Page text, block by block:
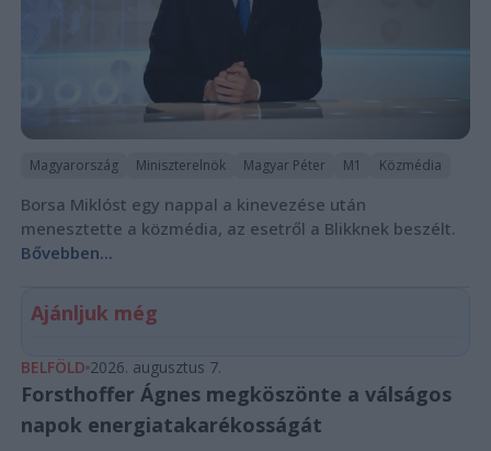
Magyarország Miniszterelnök Magyar Péter M1 Közmédia
Borsa Miklóst egy nappal a kinevezése után
menesztette a közmédia, az esetről a Blikknek beszélt.
Bővebben...
Ajánljuk még
BELFÖLD 2026. augusztus 7.
Forsthoffer Ágnes megköszönte a válságos
napok energiatakarékosságát